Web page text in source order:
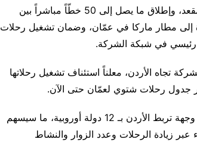
زيادة عدد المقاعد السنوية بنسبة 360% لتصل إلى ثلاثة ملايين مقعد، وإطلاق ما يصل إلى 50 خطّاً مباشراً بين
إلى مطار ماركا في عمّان، وضمان تشغيل رحلات
رئيسي في شبكة الشركة.
تجاه الأردن، معلناً استئناف تشغيل رحلاتها
جدول رحلات شتوي لعمّان حتى الآن.
وأشار ويلسون إلى أن البرنامج يتضمن 84 رحلة أسبوعياً عبر 18 وجهة تربط الأردن بـ 12 دولة أوروبية، ما سيسهم
زيادة الرحلات وعدد الزوار والنشاط